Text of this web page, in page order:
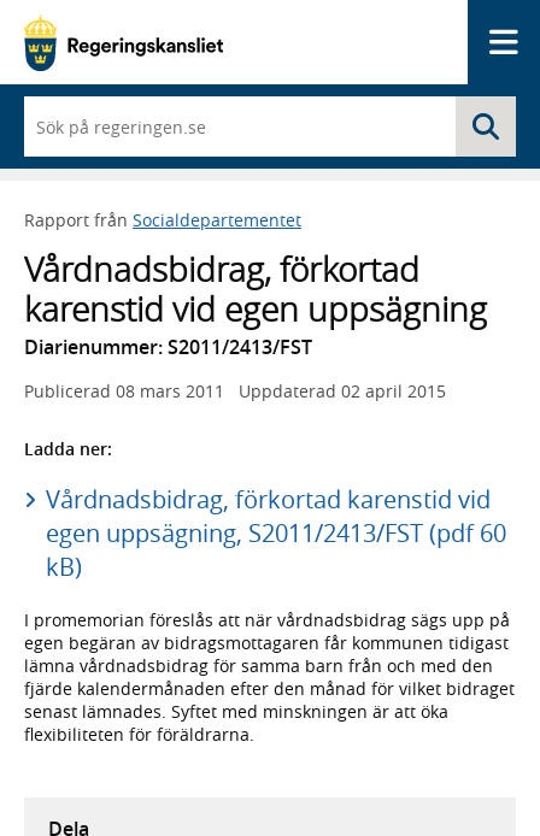
du
börjar
skriva
framträder
lista
med
sökförslag
Rapport från Socialdepartementet
Vårdnadsbidrag, förkortad
karenstid vid egen uppsägning
Diarienummer: S2011/2413/FST
Publicerad 08 mars 2011 Uppdaterad 02 april 2015
Ladda ner:
Vårdnadsbidrag, förkortad karenstid vid
egen uppsägning, S2011/2413/FST (pdf 60
kB)
I promemorian föreslås att när vårdnadsbidrag sägs upp på
egen begäran av bidragsmottagaren får kommunen tidigast
lämna vårdnadsbidrag för samma barn från och med den
fjärde kalendermånaden efter den månad för vilket bidraget
senast lämnades. Syftet med minskningen är att öka
flexibiliteten för föräldrarna.
Dela